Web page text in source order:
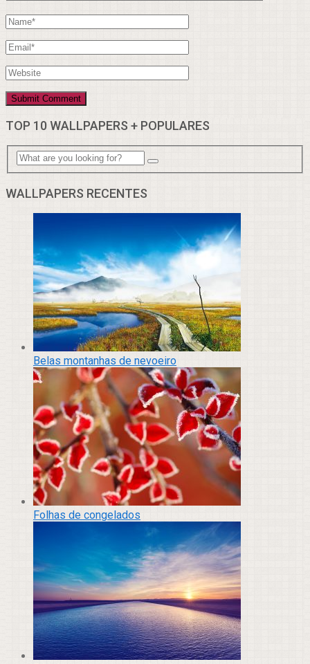
TOP 10 WALLPAPERS + POPULARES
WALLPAPERS RECENTES
Belas montanhas de nevoeiro
Folhas de congelados